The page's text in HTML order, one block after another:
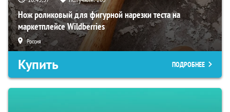
Нож роликовый для фигурной нарезки теста на
маркетплейсе Wildberries
Россия
Купить ПОДРОБНЕЕ